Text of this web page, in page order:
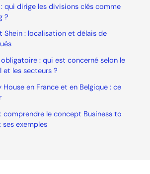
qui dirige les divisions clés comme
?
Shein : localisation et délais de
obligatoire : qui est concerné selon le
et les secteurs ?
House en France et en Belgique : ce
comprendre le concept Business to
exemples